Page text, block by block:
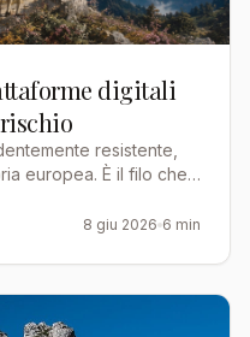
digitali
resistente,
europea. È il filo che
8 giu 2026 6 min